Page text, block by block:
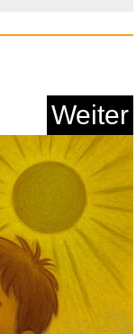
Anzeige
Weiter